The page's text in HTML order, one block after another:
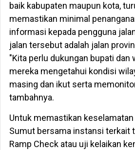
baik kabupaten maupun kota,
memastikan minimal
informasi kepada pengguna
jalan tersebut adalah jalan
"Kita perlu dukungan bupati dan
mereka mengetahui kondisi
masing dan ikut serta
tambahnya.
Untuk memastikan
Sumut bersama instansi terkait
Ramp Check atau uji kelaikan